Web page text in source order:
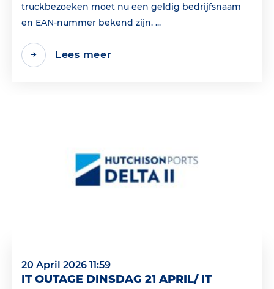
truckbezoeken moet nu een geldig bedrijfsnaam
en EAN‑nummer bekend zijn. ...
Lees meer
20 April 2026 11:59
IT OUTAGE DINSDAG 21 APRIL/ IT